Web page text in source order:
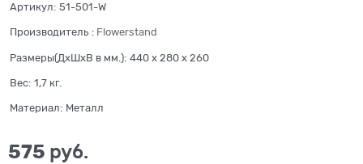
Артикул: 51-501-W
Производитель : Flowerstand
Размеры(ДхШхВ в мм.): 440 x 280 x 260
Вес: 1,7 кг.
Материал: Металл
575 руб.